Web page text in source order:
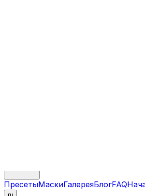
Пресеты Маски
ru